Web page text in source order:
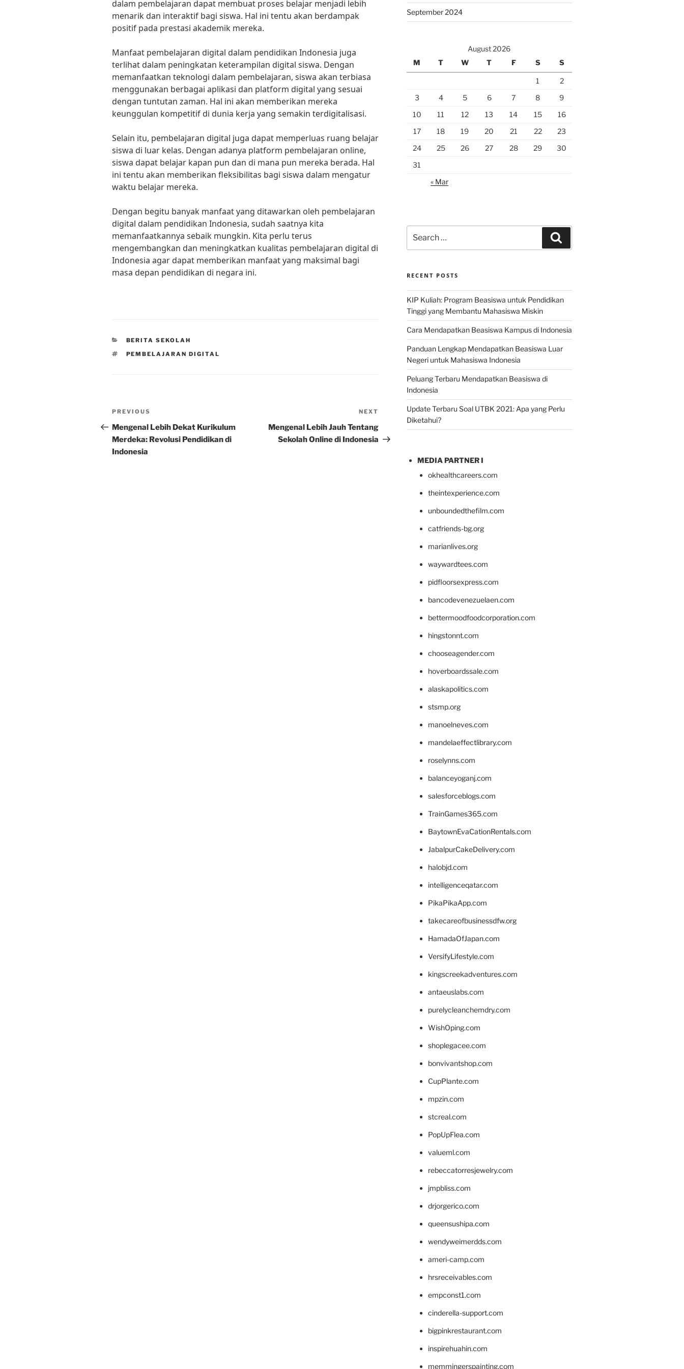
dalam pembelajaran dapat membuat proses belajar menjadi lebih
menarik dan interaktif bagi siswa. Hal ini tentu akan berdampak
positif pada prestasi akademik mereka.
Manfaat pembelajaran digital dalam pendidikan Indonesia juga
terlihat dalam peningkatan keterampilan digital siswa. Dengan
memanfaatkan teknologi dalam pembelajaran, siswa akan terbiasa
menggunakan berbagai aplikasi dan platform digital yang sesuai
dengan tuntutan zaman. Hal ini akan memberikan mereka
keunggulan kompetitif di dunia kerja yang semakin terdigitalisasi.
Selain itu, pembelajaran digital juga dapat memperluas ruang belajar
siswa di luar kelas. Dengan adanya platform pembelajaran online,
siswa dapat belajar kapan pun dan di mana pun mereka berada. Hal
ini tentu akan memberikan fleksibilitas bagi siswa dalam mengatur
waktu belajar mereka.
Dengan begitu banyak manfaat yang ditawarkan oleh pembelajaran
digital dalam pendidikan Indonesia, sudah saatnya kita
memanfaatkannya sebaik mungkin. Kita perlu terus
mengembangkan dan meningkatkan kualitas pembelajaran digital di
Indonesia agar dapat memberikan manfaat yang maksimal bagi
masa depan pendidikan di negara ini.
CATEGORIES
BERITA SEKOLAH
TAGS
PEMBELAJARAN DIGITAL
Post
navigation
Previous
Post
PREVIOUS
Mengenal Lebih Dekat Kurikulum
Merdeka: Revolusi Pendidikan di
Indonesia
Post
NEXT
Mengenal Lebih Jauh Tentang
Sekolah Online di Indonesia
September 2024
August 2026
M
T W T F S S
1
2
3
4 5 6 7 8
9
10
11 12 13 14 15
16
17
18 19 20 21 22
23
24
25 26 27 28 29
30
31
« Mar
for:
RECENT POSTS
KIP Kuliah: Program Beasiswa untuk Pendidikan
Tinggi yang Membantu Mahasiswa Miskin
Cara Mendapatkan Beasiswa Kampus di Indonesia
Panduan Lengkap Mendapatkan Beasiswa Luar
Negeri untuk Mahasiswa Indonesia
Peluang Terbaru Mendapatkan Beasiswa di
Indonesia
Update Terbaru Soal UTBK 2021: Apa yang Perlu
Diketahui?
MEDIA PARTNER I
okhealthcareers.com
theintexperience.com
unboundedthefilm.com
catfriends-bg.org
marianlives.org
waywardtees.com
pidfloorsexpress.com
bancodevenezuelaen.com
bettermoodfoodcorporation.com
hingstonnt.com
chooseagender.com
hoverboardssale.com
alaskapolitics.com
stsmp.org
manoelneves.com
mandelaeffectlibrary.com
roselynns.com
balanceyoganj.com
salesforceblogs.com
TrainGames365.com
BaytownEvaCationRentals.com
JabalpurCakeDelivery.com
halobjd.com
intelligenceqatar.com
PikaPikaApp.com
takecareofbusinessdfw.org
HamadaOfJapan.com
VersifyLifestyle.com
kingscreekadventures.com
antaeuslabs.com
purelycleanchemdry.com
WishOping.com
shoplegacee.com
bonvivantshop.com
CupPlante.com
mpzin.com
stcreal.com
PopUpFlea.com
valueml.com
rebeccatorresjewelry.com
jmpbliss.com
drjorgerico.com
queensushipa.com
wendyweimerdds.com
ameri-camp.com
hrsreceivables.com
empconst1.com
cinderella-support.com
bigpinkrestaurant.com
inspirehuahin.com
memmingerspainting.com